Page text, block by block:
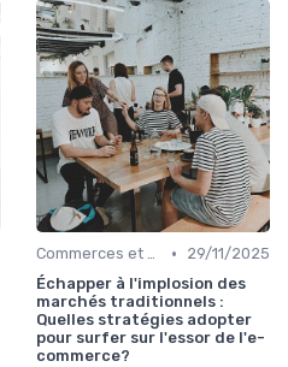
Commerces et Retail •
29/11/2025
Échapper à l'implosion des
marchés traditionnels :
Quelles stratégies adopter
pour surfer sur l'essor de l'e-
commerce?